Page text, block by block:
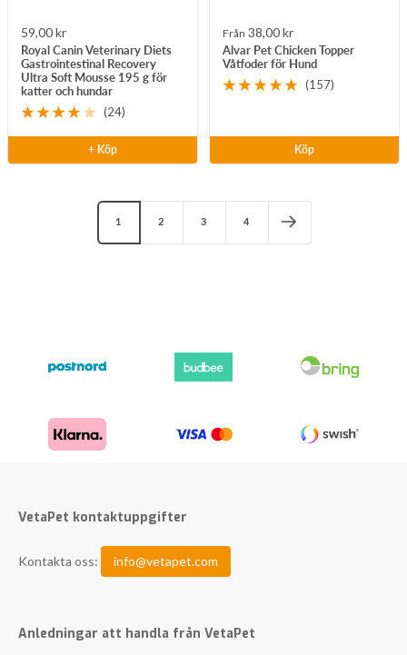
Rea-
pris
59,00 kr
Royal Canin Veterinary Diets
Gastrointestinal Recovery
Ultra Soft Mousse 195 g för
katter och hundar
(24)
+ Köp
Rea-
pris
Från 38,00 kr
Alvar Pet Chicken Topper
Våtfoder för Hund
(157)
Köp
1 2 3 4
VetaPet kontaktuppgifter
Kontakta oss: info@vetapet.com
Anledningar att handla från VetaPet